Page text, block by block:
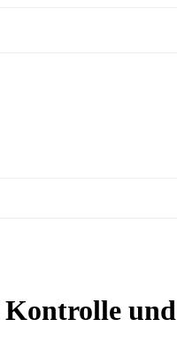
Kontrolle und